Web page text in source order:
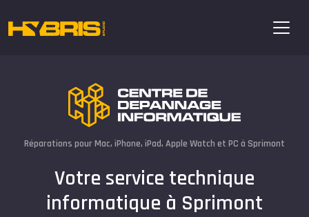
Réparations pour Mac, iPhone, iPad, Apple Watch et PC à Sprimont
Votre service technique
informatique à Sprimont